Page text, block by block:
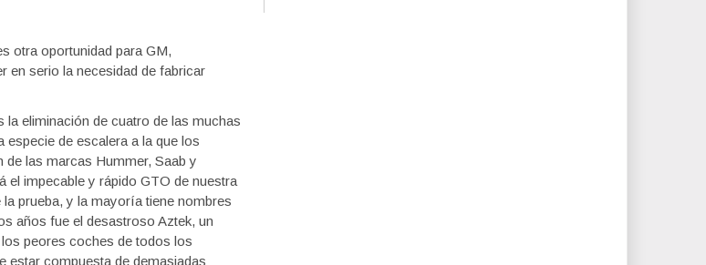
otra oportunidad para GM,
en serio la necesidad de fabricar
eliminación de cuatro de las muchas
de escalera a la que los
las marcas Hummer, Saab y
el impecable y rápido GTO de nuestra
prueba, y la mayoría tiene nombres
años fue el desastroso Aztek, un
peores coches de todos los
estar compuesta de demasiadas